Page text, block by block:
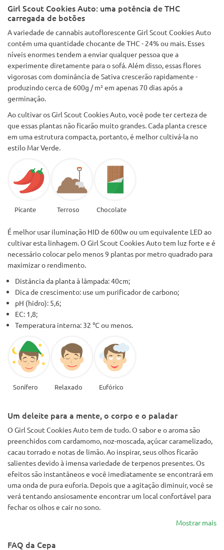
Girl Scout Cookies Auto: uma potência de THC
carregada de botões
A variedade de cannabis autoflorescente Girl Scout Cookies Auto
contém uma quantidade chocante de THC - 24% ou mais. Esses
níveis enormes tendem a enviar qualquer pessoa que a
experimente diretamente para o sofá. Além disso, essas flores
vigorosas com dominância de Sativa crescerão rapidamente -
produzindo cerca de 600g / m² em apenas 70 dias após a
germinação.
Ao cultivar os Girl Scout Cookies Auto, você pode ter certeza de
que essas plantas não ficarão muito grandes. Cada planta cresce
em uma estrutura compacta, portanto, é melhor cultivá-la no
estilo Mar Verde.
Picante Terroso Chocolate
É melhor usar iluminação HID de 600w ou um equivalente LED ao
cultivar esta linhagem. O Girl Scout Cookies Auto tem luz forte e é
necessário colocar pelo menos 9 plantas por metro quadrado para
maximizar o rendimento.
Distância da planta à lâmpada: 40cm;
Dica de crescimento: use um purificador de carbono;
pH (hidro): 5,6;
EC: 1,8;
Temperatura interna: 32 ℃ ou menos.
Sonífero Relaxado Eufórico
Um deleite para a mente, o corpo e o paladar
O Girl Scout Cookies Auto tem de tudo. O sabor e o aroma são
preenchidos com cardamomo, noz-moscada, açúcar caramelizado,
cacau torrado e notas de limão. Ao inspirar, seus olhos ficarão
salientes devido à imensa variedade de terpenos presentes. Os
efeitos são instantâneos e você imediatamente se encontrará em
uma onda de pura euforia. Depois que a agitação diminuir, você se
verá tentando ansiosamente encontrar um local confortável para
fechar os olhos e cair no sono.
Mostrar mais
FAQ da Cepa